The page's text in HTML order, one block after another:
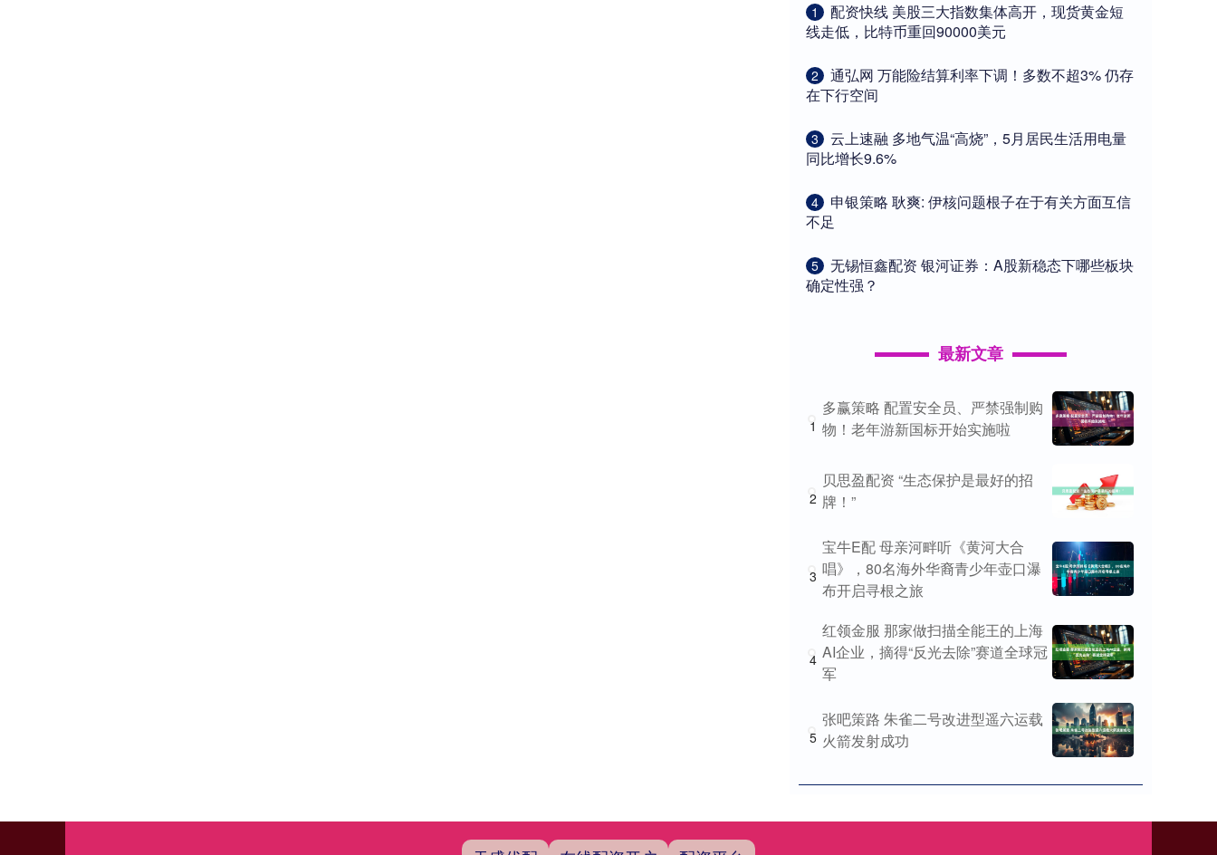
1
​配资快线 美股三大指数集体高开，现货黄金短
线走低，比特币重回90000美元
2
​通弘网 万能险结算利率下调！多数不超3% 仍存
在下行空间
3
​云上速融 多地气温“高烧”，5月居民生活用电量
同比增长9.6%
4
​申银策略 耿爽: 伊核问题根子在于有关方面互信
不足
5
​无锡恒鑫配资 银河证券：A股新稳态下哪些板块
确定性强？
最新文章
1
多赢策略 配置安全员、严禁强制购
物！老年游新国标开始实施啦
2
贝思盈配资 “生态保护是最好的招
牌！”
3
宝牛E配 母亲河畔听《黄河大合
唱》，80名海外华裔青少年壶口瀑
布开启寻根之旅
4
红领金服 那家做扫描全能王的上海
AI企业，摘得“反光去除”赛道全球冠
军
5
张吧策路 朱雀二号改进型遥六运载
火箭发射成功